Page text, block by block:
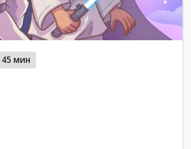
45 мин